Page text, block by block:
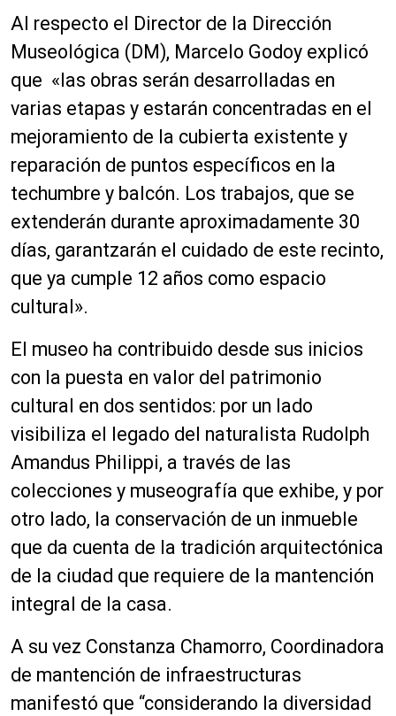
Al respecto el Director de la Dirección
Museológica (DM), Marcelo Godoy explicó
que «las obras serán desarrolladas en
varias etapas y estarán concentradas en el
mejoramiento de la cubierta existente y
reparación de puntos específicos en la
techumbre y balcón. Los trabajos, que se
extenderán durante aproximadamente 30
días, garantzarán el cuidado de este recinto,
que ya cumple 12 años como espacio
cultural».
El museo ha contribuido desde sus inicios
con la puesta en valor del patrimonio
cultural en dos sentidos: por un lado
visibiliza el legado del naturalista Rudolph
Amandus Philippi, a través de las
colecciones y museografía que exhibe, y por
otro lado, la conservación de un inmueble
que da cuenta de la tradición arquitectónica
de la ciudad que requiere de la mantención
integral de la casa.
A su vez Constanza Chamorro, Coordinadora
de mantención de infraestructuras
manifestó que “considerando la diversidad